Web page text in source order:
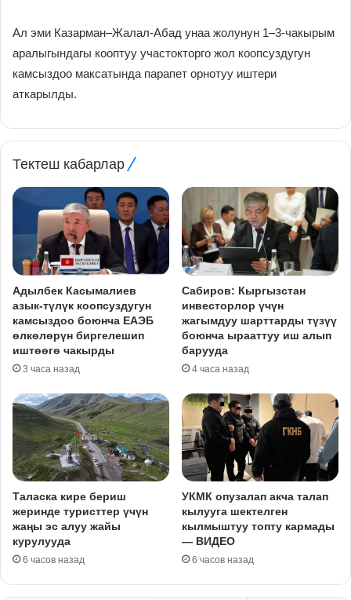
Ал эми Казарман–Жалал-Абад унаа жолунун 1–3-чакырым
аралыгындагы кооптуу участокторго жол коопсуздугун
камсыздоо максатында парапет орнотуу иштери
аткарылды.
Тектеш кабарлар
Адылбек Касымалиев
азык-түлүк коопсуздугун
камсыздоо боюнча ЕАЭБ
өлкөлөрүн биргелешип
иштөөгө чакырды
3 часа назад
Сабиров: Кыргызстан
инвесторлор үчүн
жагымдуу шарттарды түзүү
боюнча ырааттуу иш алып
барууда
4 часа назад
Таласка кире бериш
жеринде туристтер үчүн
жаңы эс алуу жайы
курулууда
6 часов назад
УКМК опузалап акча талап
кылууга шектелген
кылмыштуу топту кармады
— ВИДЕО
6 часов назад